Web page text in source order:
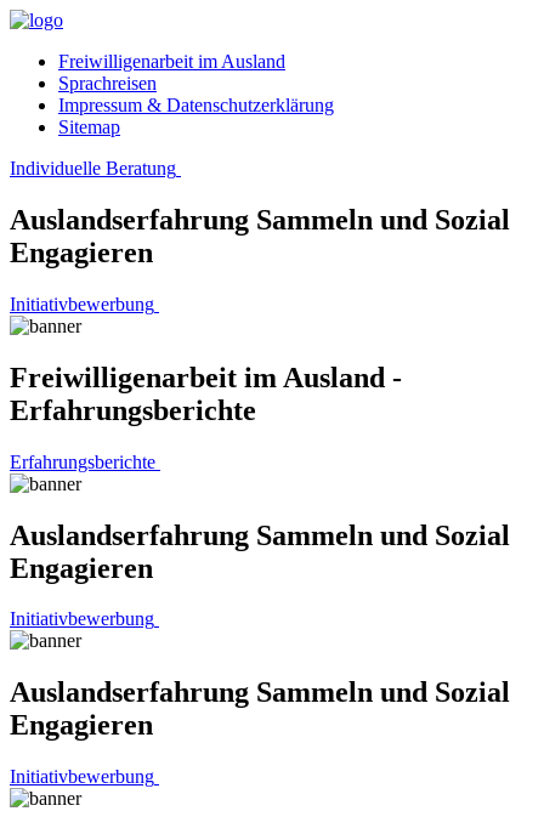
Freiwilligenarbeit im Ausland
Sprachreisen
Impressum & Datenschutzerklärung
Sitemap
Individuelle Beratung
Auslandserfahrung Sammeln und Sozial
Engagieren
Initiativbewerbung
Freiwilligenarbeit im Ausland -
Erfahrungsberichte
Erfahrungsberichte
Auslandserfahrung Sammeln und Sozial
Engagieren
Initiativbewerbung
Auslandserfahrung Sammeln und Sozial
Engagieren
Initiativbewerbung